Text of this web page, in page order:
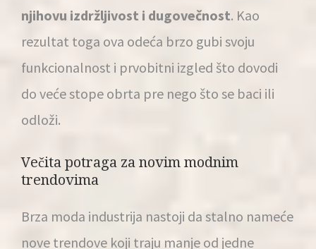
njihovu izdržljivost i dugovečnost. Kao
rezultat toga ova odeća brzo gubi svoju
funkcionalnost i prvobitni izgled što dovodi
do veće stope obrta pre nego što se baci ili
odloži.
Večita potraga za novim modnim
trendovima
Brza moda industrija nastoji da stalno nameće
nove trendove koji traju manje od jedne